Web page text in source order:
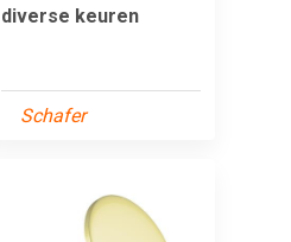
diverse keuren
Schafer